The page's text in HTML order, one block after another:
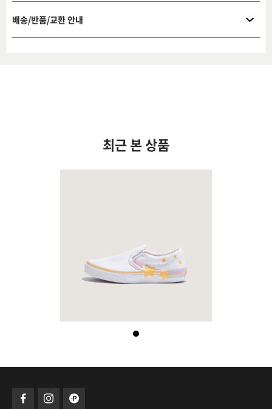
배송/반품/교환 안내
최근 본 상품